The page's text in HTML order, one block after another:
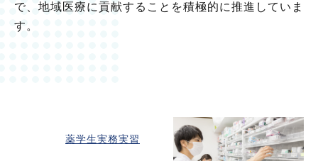
で、地域医療に貢献することを積極的に推進していま
す。
薬学生実務実習